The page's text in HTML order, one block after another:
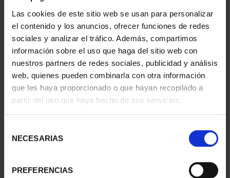
Las cookies de este sitio web se usan para personalizar
el contenido y los anuncios, ofrecer funciones de redes
sociales y analizar el tráfico. Además, compartimos
información sobre el uso que haga del sitio web con
nuestros partners de redes sociales, publicidad y análisis
web, quienes pueden combinarla con otra información
que les haya proporcionado o que hayan recopilado a
partir del uso que haya hecho de sus servicios.
NECESARIAS
PREFERENCIAS
ORDENAR POR:
REFINAR
1 Productos encontrados